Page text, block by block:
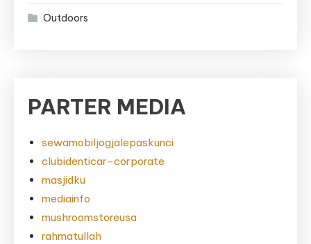
Outdoors
PARTER MEDIA
sewamobiljogjalepaskunci
clubidenticar-corporate
masjidku
mediainfo
mushroomstoreusa
rahmatullah